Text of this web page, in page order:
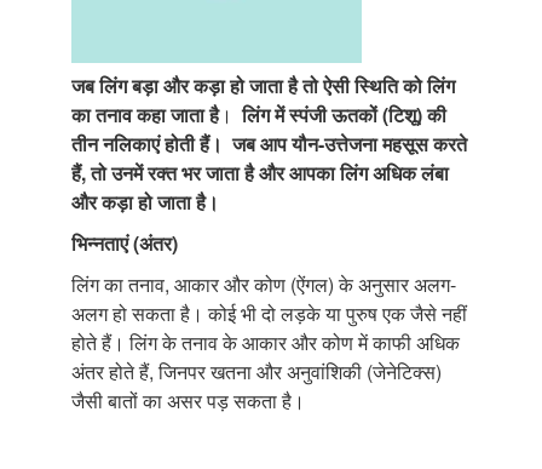
जब लिंग बड़ा और कड़ा हो जाता है तो ऐसी स्थिति को लिंग
का तनाव कहा जाता है।लिंग में स्पंजी ऊतकों (टिशू) की
तीन नलिकाएं होती हैं। जब आप यौन-उत्तेजना महसूस करते
हैं, तो उनमें रक्त भर जाता है और आपका लिंग अधिक लंबा
और कड़ा हो जाता है।
भिन्नताएं (अंतर)
लिंग का तनाव, आकार और कोण (ऐंगल) के अनुसार अलग-
अलग हो सकता है। कोई भी दो लड़के या पुरुष एक जैसे नहीं
होते हैं। लिंग के तनाव के आकार और कोण में काफी अधिक
अंतर होते हैं, जिनपर खतना और अनुवांशिकी (जेनेटिक्स)
जैसी बातों का असर पड़ सकता है।